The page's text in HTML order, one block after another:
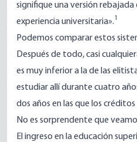
signifique una versión
experiencia universitaria».1
Podemos comparar estos
Después de todo, casi
es muy inferior a la de las
estudiar allí durante cuatro
dos años en las que los
No es sorprendente que
El ingreso en la educación